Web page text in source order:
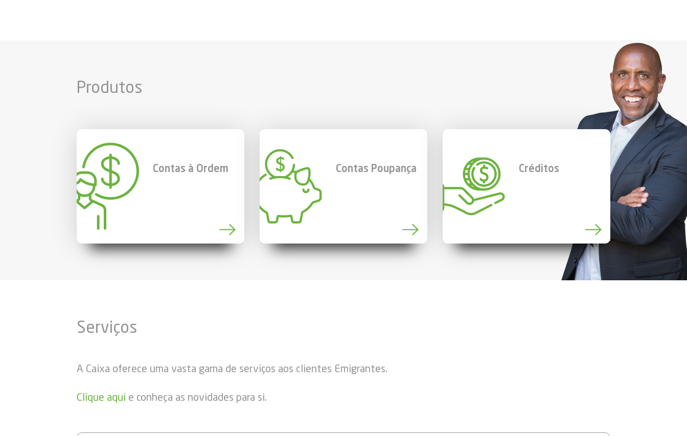
Produtos
Contas à Ordem Contas Poupança Créditos
Serviços
A Caixa oferece uma vasta gama de serviços aos clientes Emigrantes.
Clique aqui e conheça as novidades para si.